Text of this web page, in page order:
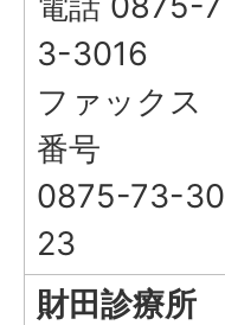
3-3016
ファックス
番号
0875-73-30
23
財田診療所